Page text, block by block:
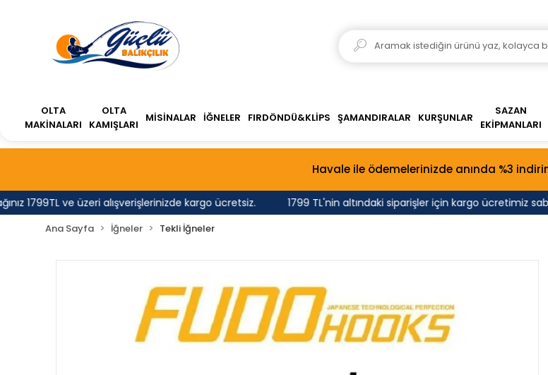
Havale ile ödemelerinizde anında %3
1799TL ve üzeri alışverişlerinizde kargo ücretsiz. 1799 TL'nin altındaki siparişler için kargo ücretimiz sabit
OLTA
MAKİNALARI
OLTA
KAMIŞLARI
MİSİNALAR İĞNELER FIRDÖNDÜ&KLİPS ŞAMANDIRALAR KURŞUNLAR
SAZAN
EKİPMANLARI
Ana Sayfa İğneler Tekli İğneler